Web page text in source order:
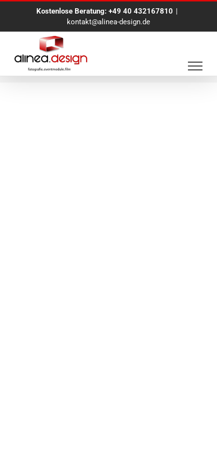
Kostenlose Beratung: +49 40 432167810 |
kontakt@alinea-design.de
Eventfotograf Hamburg